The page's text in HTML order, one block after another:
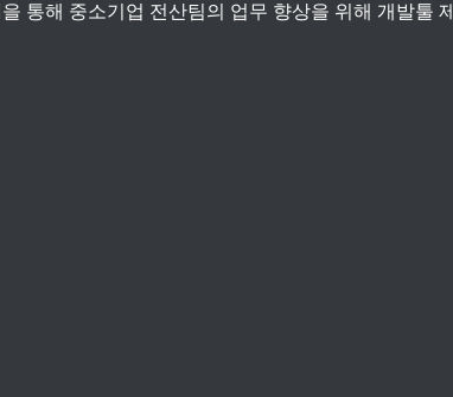
통해 중소기업 전산팀의 업무 향상을 위해 개발툴